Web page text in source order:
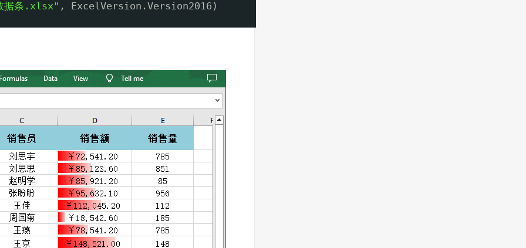
据条.xlsx" , ExcelVersion.Version2016)